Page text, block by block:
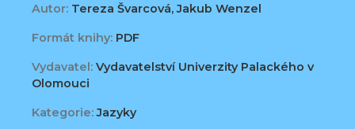
Autor: Tereza Švarcová, Jakub Wenzel
Formát knihy: PDF
Vydavatel: Vydavatelství Univerzity Palackého v
Olomouci
Kategorie:Jazyky